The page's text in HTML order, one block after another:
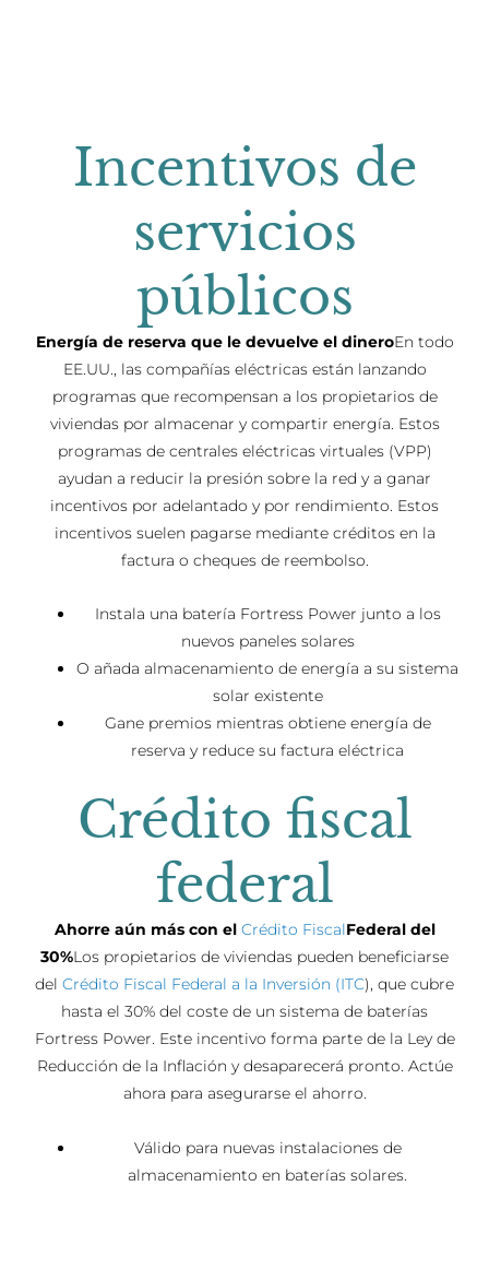
Incentivos de
servicios
públicos
Energía de reserva que le devuelve el dineroEn todo
EE.UU., las compañías eléctricas están lanzando
programas que recompensan a los propietarios de
viviendas por almacenar y compartir energía. Estos
programas de centrales eléctricas virtuales (VPP)
ayudan a reducir la presión sobre la red y a ganar
incentivos por adelantado y por rendimiento. Estos
incentivos suelen pagarse mediante créditos en la
factura o cheques de reembolso.
Instala una batería Fortress Power junto a los
nuevos paneles solares
O añada almacenamiento de energía a su sistema
solar existente
Gane premios mientras obtiene energía de
reserva y reduce su factura eléctrica
Crédito fiscal
federal
Ahorre aún más con el Crédito FiscalFederal del
30%Los propietarios de viviendas pueden beneficiarse
del Crédito Fiscal Federal a la Inversión (ITC), que cubre
hasta el 30% del coste de un sistema de baterías
Fortress Power. Este incentivo forma parte de la Ley de
Reducción de la Inflación y desaparecerá pronto. Actúe
ahora para asegurarse el ahorro.
Válido para nuevas instalaciones de
almacenamiento en baterías solares.